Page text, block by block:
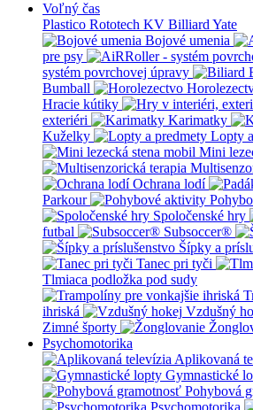
Voľný čas
Plastico Rototech KV Billiard Yate
Bojové umenia
pre psy
systém povrchovej úpravy
Bumball
Hracie kútiky
exteriéri
Karimatky
Kuželky
Lopty
Mini
Ochrana lodí
Parkour
Spoločenské hry
futbal
Subsoccer®
Šípky a
Tanec pri tyči
Tlmiaca podložka pod sudy
ihriská
Vzdušný
Zimné športy
Psychomotorika
Aplikovaná
Gymnastické
Pohybová
Psychomotorika